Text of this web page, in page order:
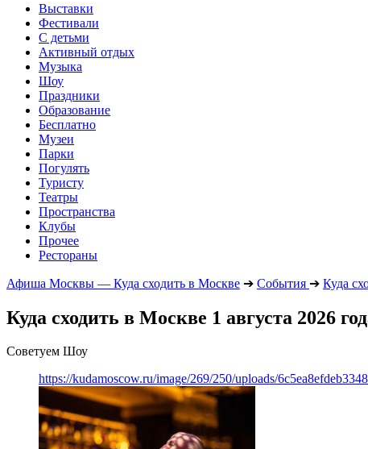
Выставки
Фестивали
С детьми
Активный отдых
Музыка
Шоу
Праздники
Образование
Бесплатно
Музеи
Парки
Погулять
Туристу
Театры
Пространства
Клубы
Прочее
Рестораны
Афиша Москвы — Куда сходить в Москве ➔ События ➔ Куда
Куда сходить в Москве 1 августа 2026
Советуем Шоу
https://kudamoscow.ru/image/269/250/uploads/